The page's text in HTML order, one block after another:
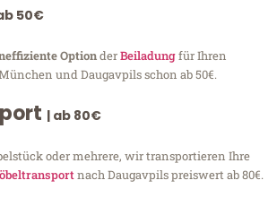
50€
OptionderBeiladungfür Ihren
und Daugavpils schon ab 50€.
| ab 80€
oder mehrere, wir transportieren Ihre
nach Daugavpils preiswert ab 80€.